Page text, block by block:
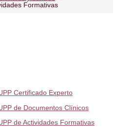
Formativas
Certificado Experto
de Documentos Clínicos
de Actividades Formativas